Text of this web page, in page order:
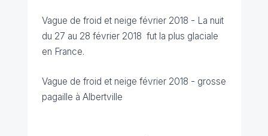
Vague de froid et neige février 2018 - La nuit
du 27 au 28 février 2018 fut la plus glaciale
en France.
Vague de froid et neige février 2018 - grosse
pagaille à Albertville